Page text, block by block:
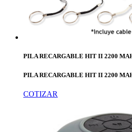
PILA RECARGABLE HIT II 2200
PILA RECARGABLE HIT II 2200
COTIZAR